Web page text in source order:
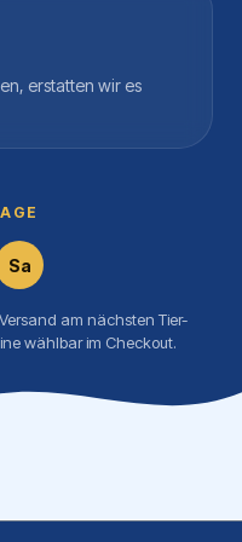
erstatten wir es
Sa
am nächsten Tier-
wählbar im Checkout.